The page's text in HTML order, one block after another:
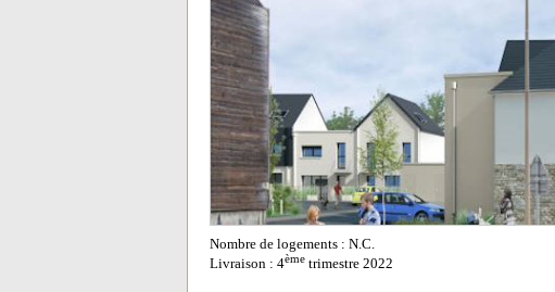
Nombre de logements : N.C.
Livraison : 4ème trimestre 2022